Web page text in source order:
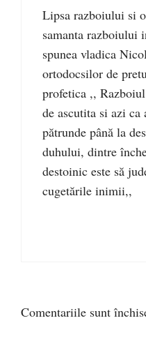
Lipsa razboiului si
samanta razboiului
spunea vladica
ortodocsilor de
profetica ,,
de ascutita si azi ca
pătrunde până la
duhului, dintre
destoinic este să
cugetările inimii,,
Comentariile sunt